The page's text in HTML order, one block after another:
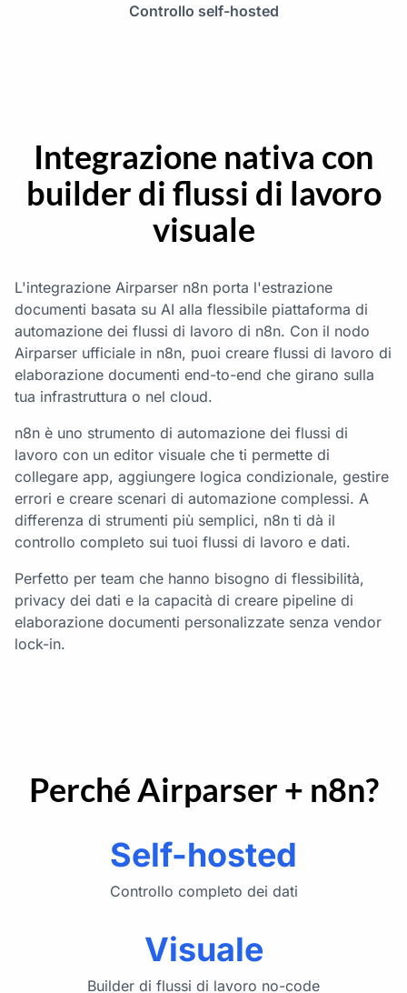
Controllo self-hosted
Integrazione nativa con
builder di flussi di lavoro
visuale
L'integrazione Airparser n8n porta l'estrazione
documenti basata su AI alla flessibile piattaforma di
automazione dei flussi di lavoro di n8n. Con il nodo
Airparser ufficiale in n8n, puoi creare flussi di lavoro di
elaborazione documenti end-to-end che girano sulla
tua infrastruttura o nel cloud.
n8n è uno strumento di automazione dei flussi di
lavoro con un editor visuale che ti permette di
collegare app, aggiungere logica condizionale, gestire
errori e creare scenari di automazione complessi. A
differenza di strumenti più semplici, n8n ti dà il
controllo completo sui tuoi flussi di lavoro e dati.
Perfetto per team che hanno bisogno di flessibilità,
privacy dei dati e la capacità di creare pipeline di
elaborazione documenti personalizzate senza vendor
lock-in.
Perché Airparser + n8n?
Self-hosted
Controllo completo dei dati
Visuale
Builder di flussi di lavoro no-code